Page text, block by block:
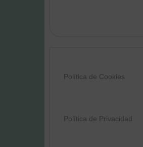
Política de Cookies
Política de Privacidad